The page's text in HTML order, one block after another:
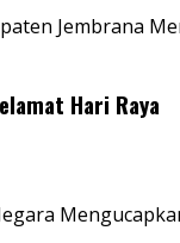
Jembrana
Hari Raya